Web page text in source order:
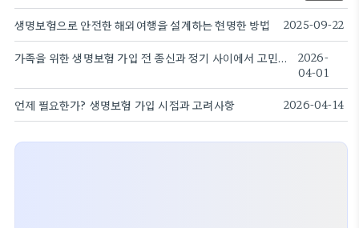
생명보험으로 안전한 해외여행을 설계하는 현명한 방법 2025-09-22
가족을 위한 생명보험 가입 전 종신과 정기 사이에서 고민하는 이들을 위한 조언
2026-
04-01
언제 필요한가? 생명보험 가입 시점과 고려사항 2026-04-14